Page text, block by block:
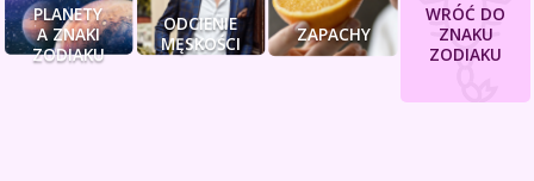
PLANETY
A ZNAKI
ZODIAKU
ODCIENIE
MĘSKOŚCI
ZAPACHY
WRÓĆ DO
ZNAKU
ZODIAKU